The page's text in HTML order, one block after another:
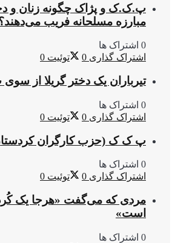
پ.ک.ک و پژاک چگونه زنان و
مبارزه مسلحانه فریب
0 اشتراک ها
اشتراک گذاری 0 توئیت 0
تیرباران یک دختر گریلا از
0 اشتراک ها
اشتراک گذاری 0 توئیت 0
پ ک ک (حزب کارگران
0 اشتراک ها
اشتراک گذاری 0 توئیت 0
مردی که می‌گفت «هرجا یک
است»
0 اشتراک ها